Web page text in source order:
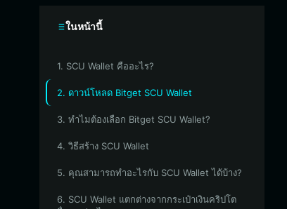
ในหน้านี้
1. SCU Wallet คืออะไร?
2. ดาวน์โหลด Bitget SCU Wallet
3. ทำไมต้องเลือก Bitget SCU Wallet?
4. วิธีสร้าง SCU Wallet
5. คุณสามารถทำอะไรกับ SCU Wallet ได้บ้าง?
6. SCU Wallet แตกต่างจากกระเป๋าเงินคริปโต